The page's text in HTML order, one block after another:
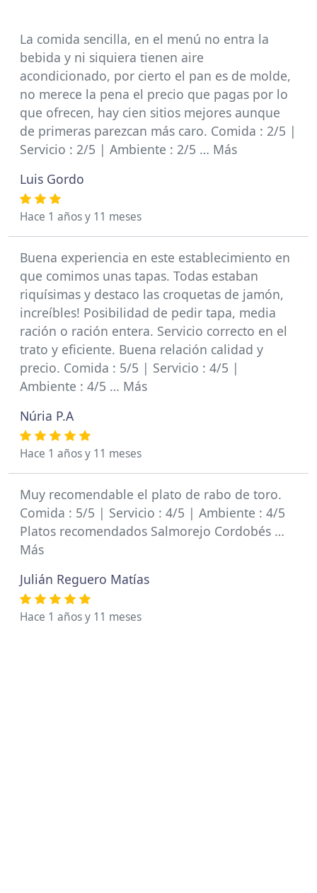
La comida sencilla, en el menú no entra la
bebida y ni siquiera tienen aire
acondicionado, por cierto el pan es de molde,
no merece la pena el precio que pagas por lo
que ofrecen, hay cien sitios mejores aunque
de primeras parezcan más caro. Comida : 2/5 |
Servicio : 2/5 | Ambiente : 2/5 … Más
Luis Gordo
Hace 1 años y 11 meses
Buena experiencia en este establecimiento en
que comimos unas tapas. Todas estaban
riquísimas y destaco las croquetas de jamón,
increíbles! Posibilidad de pedir tapa, media
ración o ración entera. Servicio correcto en el
trato y eficiente. Buena relación calidad y
precio. Comida : 5/5 | Servicio : 4/5 |
Ambiente : 4/5 … Más
Núria P.A
Hace 1 años y 11 meses
Muy recomendable el plato de rabo de toro.
Comida : 5/5 | Servicio : 4/5 | Ambiente : 4/5
Platos recomendados Salmorejo Cordobés …
Más
Julián Reguero Matías
Hace 1 años y 11 meses